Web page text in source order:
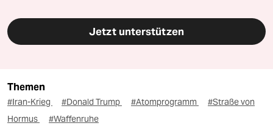
Jetzt unterstützen
Themen
#Iran-Krieg #Donald Trump #Atomprogramm
#Straße von
Hormus
#Waffenruhe